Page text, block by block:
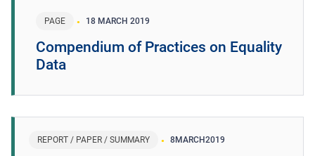
PAGE 18 MARCH 2019
Compendium of Practices on Equality
Data
REPORT / PAPER / SUMMARY 8MARCH2019